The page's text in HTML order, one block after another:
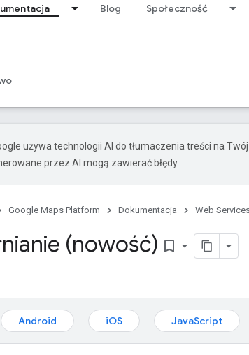
Blog Społeczność
używa technologii AI do tłumaczenia treści na
przez AI mogą zawierać błędy.
Google Maps Platform Dokumentacja Web
(nowość) bookmark_border
Android iOS JavaScript